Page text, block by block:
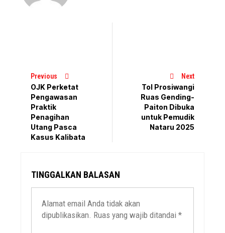
Previous
OJK Perketat
Pengawasan
Praktik
Penagihan
Utang Pasca
Kasus Kalibata
Next
Tol Prosiwangi
Ruas Gending-
Paiton Dibuka
untuk Pemudik
Nataru 2025
TINGGALKAN BALASAN
Alamat email Anda tidak akan
dipublikasikan. Ruas yang wajib ditandai*